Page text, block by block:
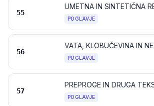
55
POGLAVJE
56
POGLAVJE
57
POGLAVJE